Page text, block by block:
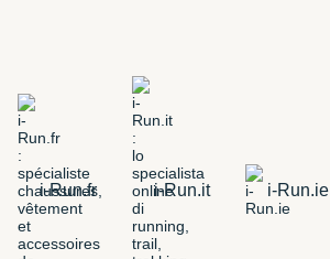
i-Run.fr i-Run.it i-Run.ie